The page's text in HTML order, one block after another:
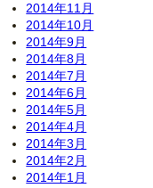
2014年11月
2014年10月
2014年9月
2014年8月
2014年7月
2014年6月
2014年5月
2014年4月
2014年3月
2014年2月
2014年1月